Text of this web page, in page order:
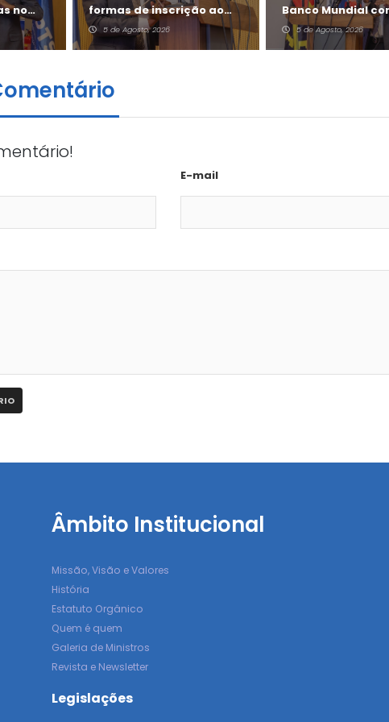
no
formas de inscrição ao
Jovem +
5 de Agosto, 2026
Banco Mundial
milhões de dólares
5 de Agosto, 2026
E-mail
Âmbito Institucional
Missão, Visão e Valores
História
Estatuto Orgânico
Quem é quem
Galeria de Ministros
Revista e Newsletter
Legislações